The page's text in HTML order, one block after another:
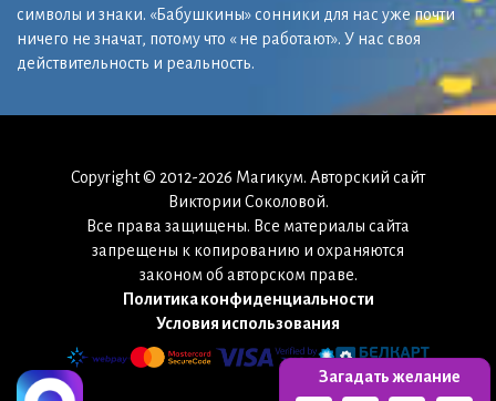
символы и знаки. «Бабушкины» сонники для нас уже почти
ничего не значат, потому что « не работают». У нас своя
действительность и реальность.
Copyright © 2012-2026 Магикум. Авторский сайт
Виктории Соколовой.
Все права защищены. Все материалы сайта
запрещены к копированию и охраняются
законом об авторском праве.
Политика конфиденциальности
Условия использования
Загадать желание